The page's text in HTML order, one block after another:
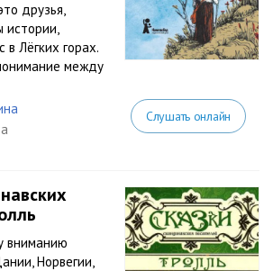
друзья,
истории,
Лёгких горах.
между
Слушать онлайн
вниманию
Норвегии,